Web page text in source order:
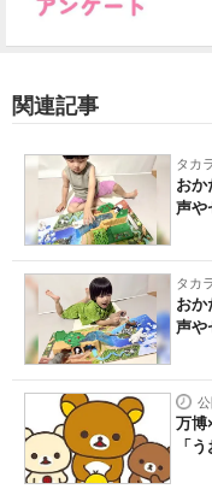
関連記事
タカ
おか
声
タカ
おか
声
万博
「